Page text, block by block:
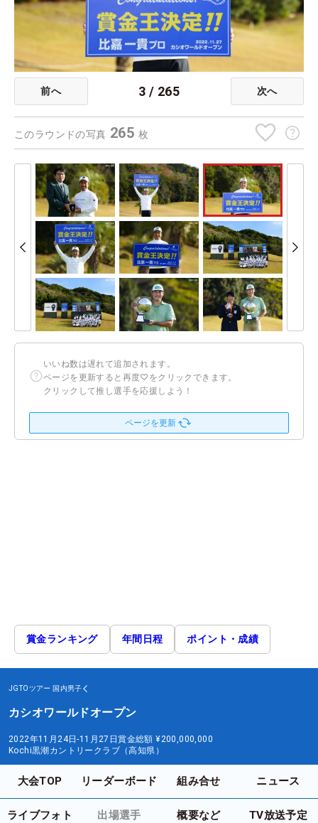
前へ 3 / 265 次へ
このラウンドの写真 265 枚
いいね数は遅れて追加されます。
ページを更新すると再度♡をクリックできます。
クリックして推し選手を応援しよう！
ページを更新
賞金ランキング 年間日程 ポイント・成績
JGTOツアー 国内男子
カシオワールドオープン
2022年11月24日-11月27日賞金総額 ¥200,000,000
Kochi黒潮カントリークラブ（高知県）
大会TOP リーダーボード 組み合せ ニュース
ライブフォト 出場選手 概要など TV放送予定